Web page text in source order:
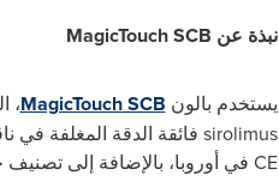
نبذة عن MagicTouch SCB
يستخدم بالون MagicTouch SCB،
sirolimus فائقة الدقة المغلفة في
CE في أوروبا، بالإضافة إلى تصنيف